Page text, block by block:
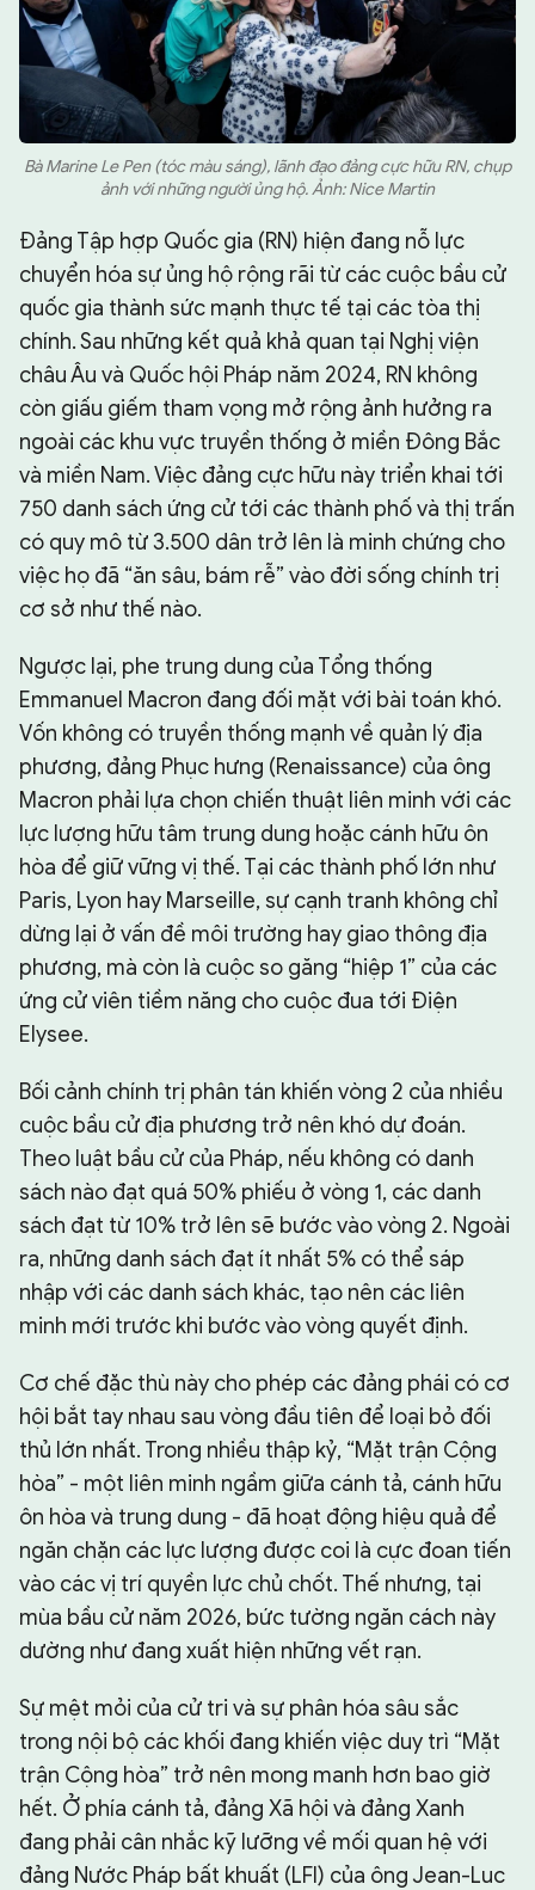
Bà Marine Le Pen (tóc màu sáng), lãnh đạo đảng cực hữu RN, chụp
ảnh với những người ủng hộ. Ảnh: Nice Martin
Đảng Tập hợp Quốc gia (RN) hiện đang nỗ lực
chuyển hóa sự ủng hộ rộng rãi từ các cuộc bầu cử
quốc gia thành sức mạnh thực tế tại các tòa thị
chính. Sau những kết quả khả quan tại Nghị viện
châu Âu và Quốc hội Pháp năm 2024, RN không
còn giấu giếm tham vọng mở rộng ảnh hưởng ra
ngoài các khu vực truyền thống ở miền Đông Bắc
và miền Nam. Việc đảng cực hữu này triển khai tới
750 danh sách ứng cử tới các thành phố và thị trấn
có quy mô từ 3.500 dân trở lên là minh chứng cho
việc họ đã “ăn sâu, bám rễ” vào đời sống chính trị
cơ sở như thế nào.
Ngược lại, phe trung dung của Tổng thống
Emmanuel Macron đang đối mặt với bài toán khó.
Vốn không có truyền thống mạnh về quản lý địa
phương, đảng Phục hưng (Renaissance) của ông
Macron phải lựa chọn chiến thuật liên minh với các
lực lượng hữu tâm trung dung hoặc cánh hữu ôn
hòa để giữ vững vị thế. Tại các thành phố lớn như
Paris, Lyon hay Marseille, sự cạnh tranh không chỉ
dừng lại ở vấn đề môi trường hay giao thông địa
phương, mà còn là cuộc so găng “hiệp 1” của các
ứng cử viên tiềm năng cho cuộc đua tới Điện
Elysee.
Bối cảnh chính trị phân tán khiến vòng 2 của nhiều
cuộc bầu cử địa phương trở nên khó dự đoán.
Theo luật bầu cử của Pháp, nếu không có danh
sách nào đạt quá 50% phiếu ở vòng 1, các danh
sách đạt từ 10% trở lên sẽ bước vào vòng 2. Ngoài
ra, những danh sách đạt ít nhất 5% có thể sáp
nhập với các danh sách khác, tạo nên các liên
minh mới trước khi bước vào vòng quyết định.
Cơ chế đặc thù này cho phép các đảng phái có cơ
hội bắt tay nhau sau vòng đầu tiên để loại bỏ đối
thủ lớn nhất. Trong nhiều thập kỷ, “Mặt trận Cộng
hòa” - một liên minh ngầm giữa cánh tả, cánh hữu
ôn hòa và trung dung - đã hoạt động hiệu quả để
ngăn chặn các lực lượng được coi là cực đoan tiến
vào các vị trí quyền lực chủ chốt. Thế nhưng, tại
mùa bầu cử năm 2026, bức tường ngăn cách này
dường như đang xuất hiện những vết rạn.
Sự mệt mỏi của cử tri và sự phân hóa sâu sắc
trong nội bộ các khối đang khiến việc duy trì “Mặt
trận Cộng hòa” trở nên mong manh hơn bao giờ
hết. Ở phía cánh tả, đảng Xã hội và đảng Xanh
đang phải cân nhắc kỹ lưỡng về mối quan hệ với
đảng Nước Pháp bất khuất (LFI) của ông Jean-Luc